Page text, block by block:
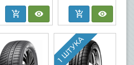
1 ШТУКА